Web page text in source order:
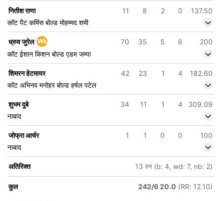
नितीश राणा 11 8 2 0
137.50
कॉट पैट कमिंस बोल्ड मोहम्मद शमी
ध्रुव जुरेल Wk 70 35 5 6
200
कॉट ईशान किशन बोल्ड एडम जम्पा
शिमरन हेटमायर 42 23 1 4
182.60
कॉट अभिनव मनोहर बोल्ड हर्षल पटेल
शुभम दुबे 34 11 1 4
309.09
नाबाद
जोफ्रा आर्चर 1 1 0 0
100
नाबाद
अतिरिक्त 13 रन (b: 4, wd: 7, nb: 2)
कुल 242/6 20.0 (RR: 12.10)